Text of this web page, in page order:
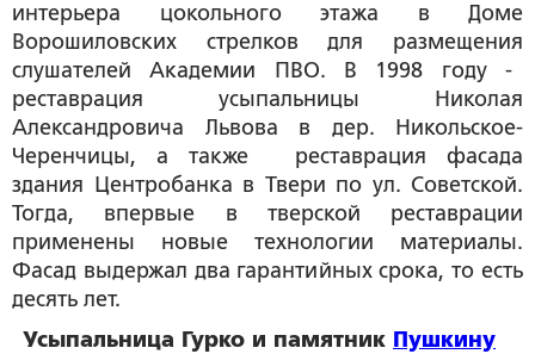
интерьера цокольного этажа в Доме
Ворошиловских стрелков для размещения
слушателей Академии ПВО. В 1998 году -
реставрация усыпальницы Николая
Александровича Львова в дер. Никольское-
Черенчицы, а также реставрация фасада
здания Центробанка в Твери по ул. Советской.
Тогда, впервые в тверской реставрации
применены новые технологии материалы.
Фасад выдержал два гарантийных срока, то есть
десять лет.
Усыпальница Гурко и памятник Пушкину